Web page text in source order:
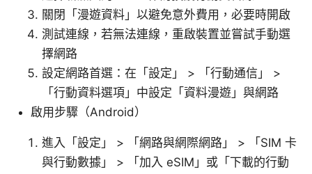
關閉「漫遊資料」以避免意外費用，必要時開啟
測試連線，若無法連線，重啟裝置並嘗試手動選
擇網路
設定網路首選：在「設定」 > 「行動通信」 >
「行動資料選項」中設定「資料漫遊」與網路
啟用步驟（Android）
進入「設定」 > 「網路與網際網路」 > 「SIM 卡
與行動數據」 > 「加入 eSIM」或「下載的行動